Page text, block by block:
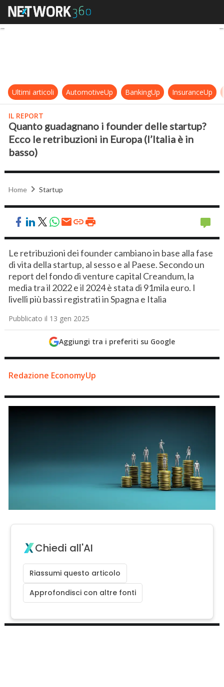
Quanto guadagnano i founder
Ultimi articoli AutomotiveUp BankingUp InsuranceUp
IL REPORT
Quanto guadagnano i founder delle startup?
Ecco le retribuzioni in Europa (l’Italia è in
basso)
Home Startup
Le retribuzioni dei founder cambiano in base alla fase
di vita della startup, al sesso e al Paese. Secondo un
report del fondo di venture capital Creandum, la
media tra il 2022 e il 2024 è stata di 91mila euro. I
livelli più bassi registrati in Spagna e Italia
Pubblicato il 13 gen 2025
Aggiungi tra i preferiti su Google
Redazione EconomyUp
Chiedi all'AI
Riassumi questo articolo
Approfondisci con altre fonti